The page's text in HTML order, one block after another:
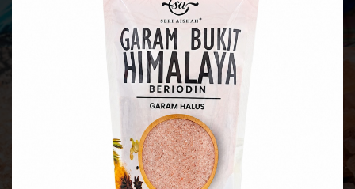
Next Post
Kegunaan Garam Bukit
Himalaya Untuk Terapi Dan
Rawatan Alternatif